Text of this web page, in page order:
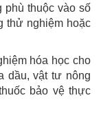
phù thuộc vào số
thử nghiệm hoặc
hóa học cho
dầu, vật tư nông
bảo vệ thực